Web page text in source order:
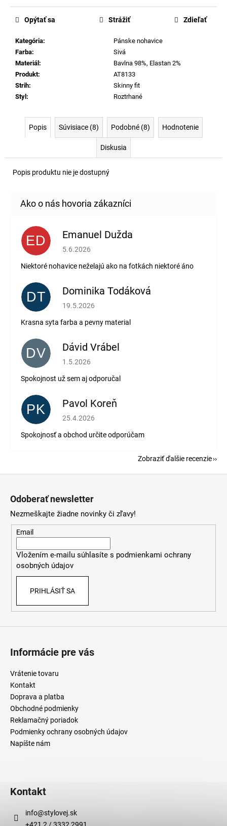
Kategória:
Pánske nohavice
Farba:
Sivá
Materiál :
Bavlna 98%, Elastan 2%
Produkt:
AT8133
Strih:
Skinny fit
Styl : Roztrhané
Opýtať sa Strážiť Zdieľať
Popis Súvisiace (8) Podobné (8) Hodnotenie
Diskusia
Popis produktu nie je dostupný
ED Emanuel Dužda
Hodnotenie obchodu je 2 z 5 hviezdičiek.
5.6.2026
Niektoré nohavice neželajú ako na fotkách niektoré áno
DT Dominika Todáková
Hodnotenie obchodu je 5 z 5 hviezdičiek.
19.5.2026
Krasna syta farba a pevny material
DV Dávid Vrábel
Hodnotenie obchodu je 5 z 5 hviezdičiek.
1.5.2026
Spokojnost už sem aj odporučal
PK Pavol Koreň
Hodnotenie obchodu je 5 z 5 hviezdičiek.
25.4.2026
Spokojnosť a obchod určite odporúčam
Zobraziť ďalšie recenzie
Odoberať newsletter
Nezmeškajte žiadne novinky či zľavy!
Email
Vložením e-mailu súhlasíte s podmienkami ochrany
osobných údajov
PRIHLÁSIŤ SA
Informácie pre vás
Vrátenie tovaru
Kontakt
Doprava a platba
Obchodné podmienky
Reklamačný poriadok
Podmienky ochrany osobných údajov
Napíšte nám
Kontakt
info@stylovej.sk
+421 2 / 3332 2991